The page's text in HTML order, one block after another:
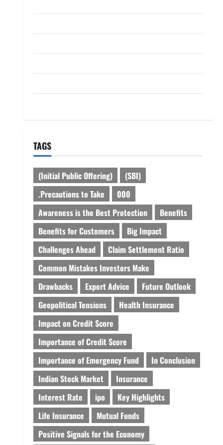
TAGS
(Initial Public Offering)
(SBI)
.Precautions to Take
000
Awareness is the Best Protection
Benefits
Benefits for Customers
Big Impact
Challenges Ahead
Claim Settlement Ratio
Common Mistakes Investors Make
Drawbacks
Expert Advice
Future Outlook
Geopolitical Tensions
Health Insurance
Impact on Credit Score
Importance of Credit Score
Importance of Emergency Fund
In Conclusion
Indian Stock Market
Insurance
Interest Rate
ipo
Key Highlights
Life Insurance
Mutual Funds
Positive Signals for the Economy